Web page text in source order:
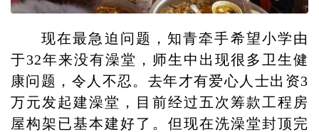
现在最急迫问题，知青牵手希望小学由
于32年来没有澡堂，师生中出现很多卫生健
康问题，令人不忍。去年才有爱心人士出资3
万元发起建澡堂，目前经过五次筹款工程房
屋构架已基本建好了。但现在洗澡堂封顶完